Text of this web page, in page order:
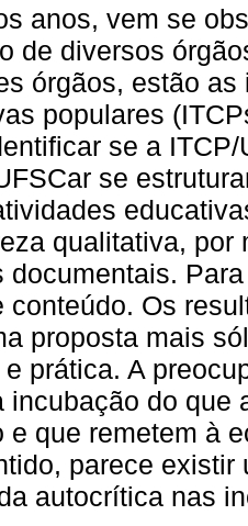
anos, vem se
de diversos
órgãos, estão
populares
se a
se
qualitativa,
documentais.
conteúdo. Os
proposta mais
prática. A
incubação do que
e que remetem à
parece
autocrítica nas